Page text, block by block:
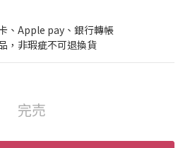
、Apple pay、銀行轉帳
，非瑕疵不可退換貨
完売